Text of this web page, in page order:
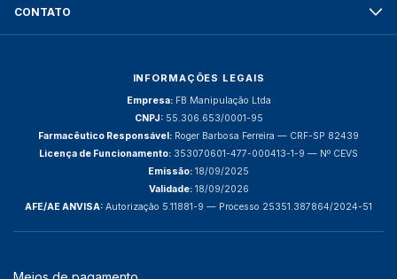
CONTATO
INFORMAÇÕES LEGAIS
Empresa:FB Manipulação Ltda
CNPJ:55.306.653/0001-95
Farmacêutico Responsável: Roger Barbosa Ferreira — CRF-SP 82439
Licença de Funcionamento: 353070601-477-000413-1-9 — Nº CEVS
Emissão: 18/09/2025
Validade:18/09/2026
AFE/AE ANVISA: Autorização 5.11881-9 — Processo 25351.387864/2024-51